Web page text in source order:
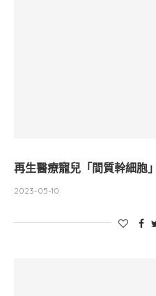
再生醫療寵兒「間質幹細胞」
2023-05-10